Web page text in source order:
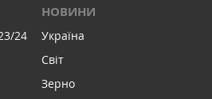
24
НОВИНИ
Україна
Світ
Зерно